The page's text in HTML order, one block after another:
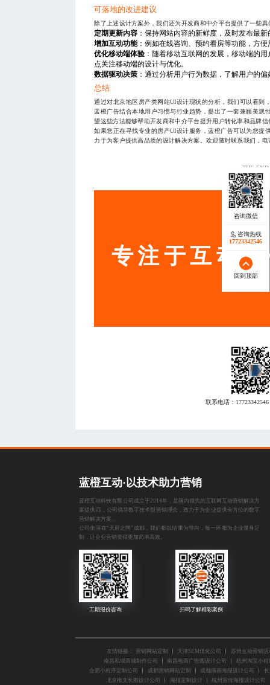
可落地的改进建议
除了上述设计方案外，我们还为开发商和中介平台提供了一些
定期更新内容 ：保持网站内容的新鲜度，及时发布最
增加互动功能：例如在线咨询、预约看房等功能，方
优化移动端体验：随着移动互联网的发展，移动端的
点关注移动端的设计与优化。
数据驱动决策 ：通过分析用户行为数据，了解用户的
总结
通过对北京地区房产类网站UI设计现状的分析，我们可以看到
蓝橙广告结合本地用户习惯与行业趋势，提出了一套兼顾美观
望这些方法能够帮助开发商和中介平台提升用户转化率和品牌信
如果您正在寻找专业的房产UI设计服务，蓝橙广告可以为您提
力于为客户提供高品质的设计解决方案。欢迎随时联系我们，
— THE
服务
专注于互动
联系电话： 17723342546
咨询热线
17723342546
回到顶部
蓝橙互动·以技术助力营销
蓝橙互动科技有限公司成立于2014年，是国内领先的互联网互动营销解决方
案提供商，公司倡导数字技术型营销理念，致力于为企业提供全方位的数字
营销解决方案。
公司坐落在“天府之国”成都，我们都以结果为导向，每一环都为企业量身定
制，让企业营销变得更加简单高效。
友情链接： 营销网站定制 天津SEM优化公司
苏州互动营销活
南昌私域商城制作公司
南昌电商广告图设计公司
杭州淘宝小程
合肥小程序定制公司
成都营销网站定制 成都插画海报设计公司
北京推文长图设计公司
海报定制设计 杭州宣传海报设计公司